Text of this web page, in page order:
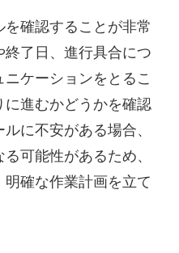
確認することが非常
了日、進行具合につ
ケーションをとるこ
に進むかどうかを確認
に不安がある場合、
可能性があるため、
確な作業計画を立て